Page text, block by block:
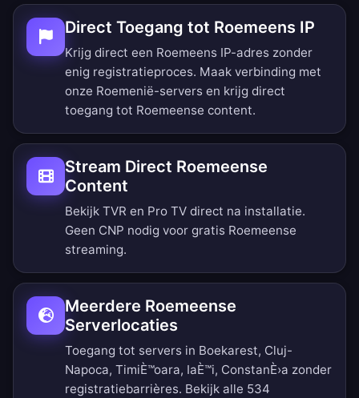
Direct Toegang tot Roemeens IP
Krijg direct een Roemeens IP-adres zonder
enig registratieproces. Maak verbinding met
onze Roemenië-servers en krijg direct
toegang tot Roemeense content.
Stream Direct Roemeense
Content
Bekijk TVR en Pro TV direct na installatie.
Geen CNP nodig voor gratis Roemeense
streaming.
Meerdere Roemeense
Serverlocaties
Toegang tot servers in Boekarest, Cluj-
Napoca, TimiÈ™oara, IaÈ™i, ConstanÈ›a zonder
registratiebarrières. Bekijk alle 534